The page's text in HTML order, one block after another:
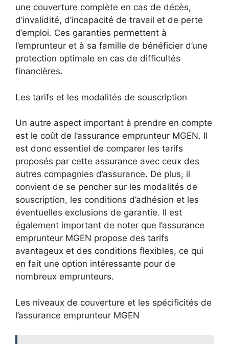
une couverture complète en cas de décès,
d’invalidité, d’incapacité de travail et de perte
d’emploi. Ces garanties permettent à
l’emprunteur et à sa famille de bénéficier d’une
protection optimale en cas de difficultés
financières.
Les tarifs et les modalités de souscription
Un autre aspect important à prendre en compte
est le coût de l’assurance emprunteur MGEN. Il
est donc essentiel de comparer les tarifs
proposés par cette assurance avec ceux des
autres compagnies d’assurance. De plus, il
convient de se pencher sur les modalités de
souscription, les conditions d’adhésion et les
éventuelles exclusions de garantie. Il est
également important de noter que l’assurance
emprunteur MGEN propose des tarifs
avantageux et des conditions flexibles, ce qui
en fait une option intéressante pour de
nombreux emprunteurs.
Les niveaux de couverture et les spécificités de
l’assurance emprunteur MGEN